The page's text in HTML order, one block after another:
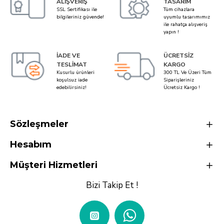
SSL Sertifikası ile
bilgileriniz güvende!
Tüm cihazlara
uyumlu tasarımımız
ile rahatça alışveriş
yapın !
İADE VE
TESLIMAT
Kusurlu ürünleri
koşulsuz iade
edebilirsiniz!
ÜCRETSIZ
KARGO
300 TL Ve Üzeri Tüm
Siparişleriniz
Ücretsiz Kargo !
Sözleşmeler
Hesabım
Müşteri Hizmetleri
Bizi Takip Et !